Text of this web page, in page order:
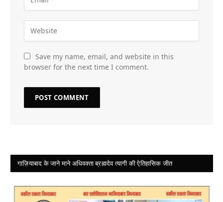
Save my name, email, and website in this
browser for the next time I comment.
गाज़ियाबाद के जाने माने अधिवक्ता ब्रह्मदेव त्यागी की ऐतिहासिक जीत